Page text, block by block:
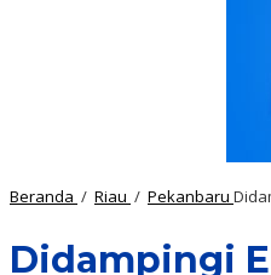
Beranda / Riau / Pekanbaru
Didampingi